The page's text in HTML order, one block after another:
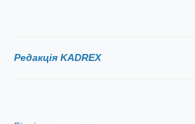
Редакція KADREX